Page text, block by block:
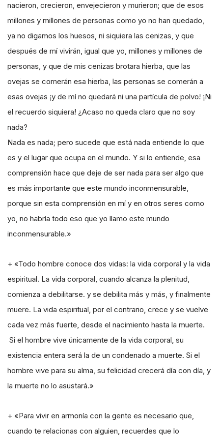
nacieron, crecieron, envejecieron y murieron; que de esos
millones y millones de personas como yo no han quedado,
ya no digamos los huesos, ni siquiera las cenizas, y que
después de mí vivirán, igual que yo, millones y millones de
personas, y que de mis cenizas brotara hierba, que las
ovejas se comerán esa hierba, las personas se comerán a
esas ovejas ¡y de mí no quedará ni una partícula de polvo! ¡Ni
el recuerdo siquiera! ¿Acaso no queda claro que no soy
nada?
Nada es nada; pero sucede que está nada entiende lo que
es y el lugar que ocupa en el mundo. Y si lo entiende, esa
comprensión hace que deje de ser nada para ser algo que
es más importante que este mundo inconmensurable,
porque sin esta comprensión en mí y en otros seres como
yo, no habría todo eso que yo llamo este mundo
inconmensurable.»
+ «Todo hombre conoce dos vidas: la vida corporal y la vida
espiritual. La vida corporal, cuando alcanza la plenitud,
comienza a debilitarse. y se debilita más y más, y finalmente
muere. La vida espiritual, por el contrario, crece y se vuelve
cada vez más fuerte, desde el nacimiento hasta la muerte.
Si el hombre vive únicamente de la vida corporal, su
existencia entera será la de un condenado a muerte. Si el
hombre vive para su alma, su felicidad crecerá día con día, y
la muerte no lo asustará.»
+ «Para vivir en armonía con la gente es necesario que,
cuando te relacionas con alguien, recuerdes que lo